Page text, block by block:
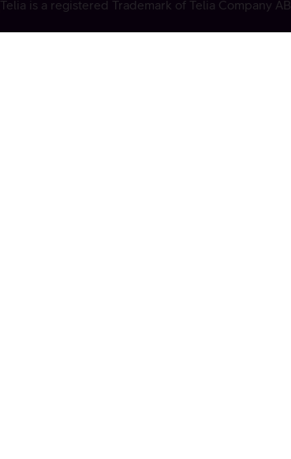
Telia is a registered Trademark of Telia Company AB